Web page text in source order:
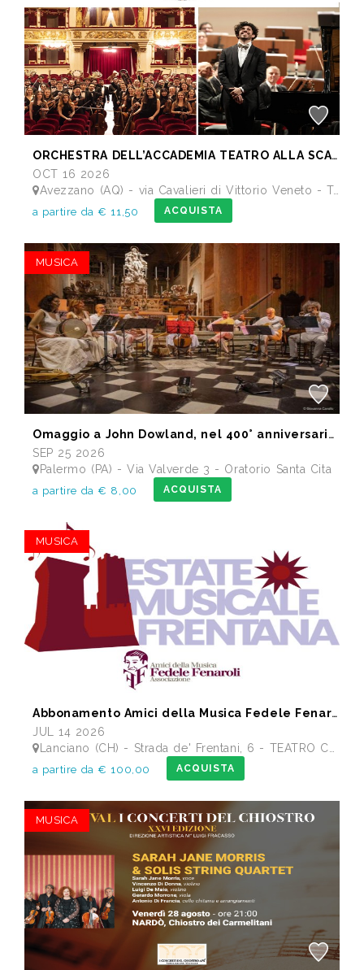
ORCHESTRA DELL’ACCADEMIA TEATRO ALLA SCALA di Milano
OCT 16 2026
Avezzano (AQ) - via Cavalieri di Vittorio Veneto - Teatro dei Marsi
a partire da € 11,50 ACQUISTA
MUSICA
Omaggio a John Dowland, nel 400° anniversario della morte
SEP 25 2026
Palermo (PA) - Via Valverde 3 - Oratorio Santa Cita
a partire da € 8,00 ACQUISTA
MUSICA
Abbonamento Amici della Musica Fedele Fenaroli 17 Concerti dal 14/07 al13/12 2026
JUL 14 2026
Lanciano (CH) - Strada de' Frentani, 6 - TEATRO COMUNALE FEDELE FENAROLI
a partire da € 100,00 ACQUISTA
MUSICA